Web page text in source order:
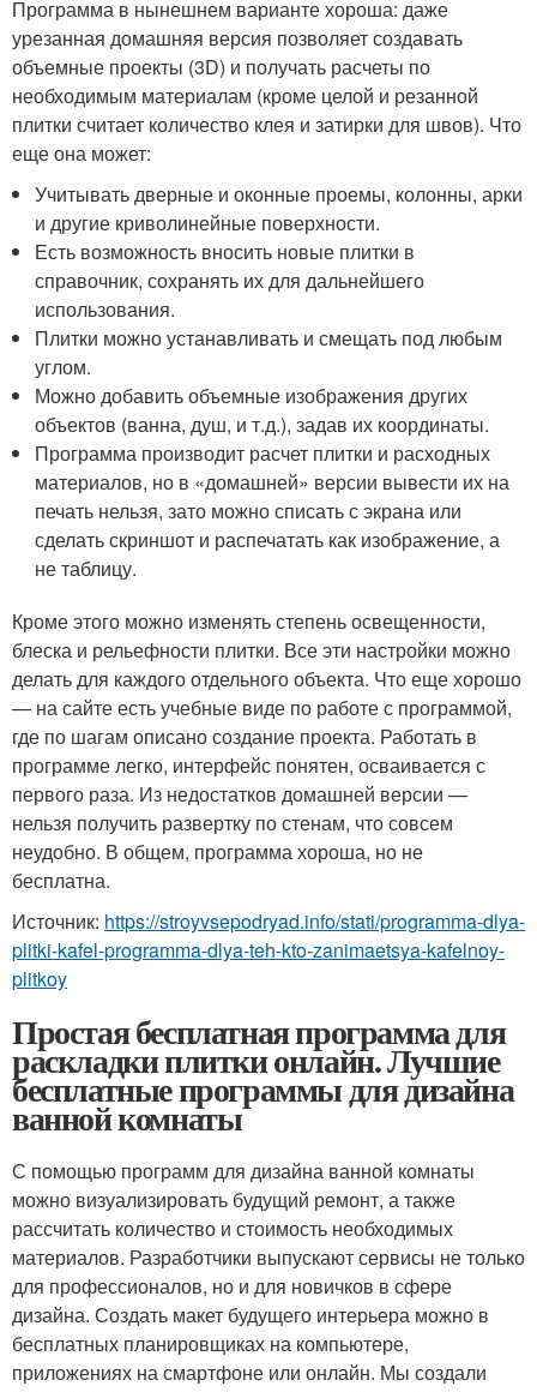
Программа в нынешнем варианте хороша: даже
урезанная домашняя версия позволяет создавать
объемные проекты (3D) и получать расчеты по
необходимым материалам (кроме целой и резанной
плитки считает количество клея и затирки для швов). Что
еще она может:
Учитывать дверные и оконные проемы, колонны, арки
и другие криволинейные поверхности.
Есть возможность вносить новые плитки в
справочник, сохранять их для дальнейшего
использования.
Плитки можно устанавливать и смещать под любым
углом.
Можно добавить объемные изображения других
объектов (ванна, душ, и т.д.), задав их координаты.
Программа производит расчет плитки и расходных
материалов, но в «домашней» версии вывести их на
печать нельзя, зато можно списать с экрана или
сделать скриншот и распечатать как изображение, а
не таблицу.
Кроме этого можно изменять степень освещенности,
блеска и рельефности плитки. Все эти настройки можно
делать для каждого отдельного объекта. Что еще хорошо
— на сайте есть учебные виде по работе с программой,
где по шагам описано создание проекта. Работать в
программе легко, интерфейс понятен, осваивается с
первого раза. Из недостатков домашней версии —
нельзя получить развертку по стенам, что совсем
неудобно. В общем, программа хороша, но не
бесплатна.
Источник: https://stroyvsepodryad.info/stati/programma-dlya-
plitki-kafel-programma-dlya-teh-kto-zanimaetsya-kafelnoy-
plitkoy
Простая бесплатная программа для
раскладки плитки онлайн. Лучшие
бесплатные программы для дизайна
ванной комнаты
С помощью программ для дизайна ванной комнаты
можно визуализировать будущий ремонт, а также
рассчитать количество и стоимость необходимых
материалов. Разработчики выпускают сервисы не только
для профессионалов, но и для новичков в сфере
дизайна. Создать макет будущего интерьера можно в
бесплатных планировщиках на компьютере,
приложениях на смартфоне или онлайн. Мы создали